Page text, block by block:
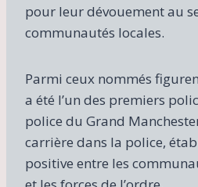
pour leur dévouement au
communautés locales.
Parmi ceux nommés
a été l’un des premiers
police du Grand
carrière dans la police,
positive entre les